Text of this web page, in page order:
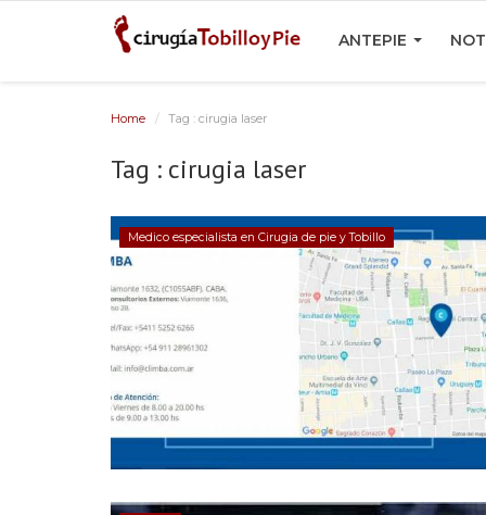
ANTEPIE
Home Tag : cirugia laser
Tag : cirugia laser
Medico especialista en Cirugia de pie y Tobillo